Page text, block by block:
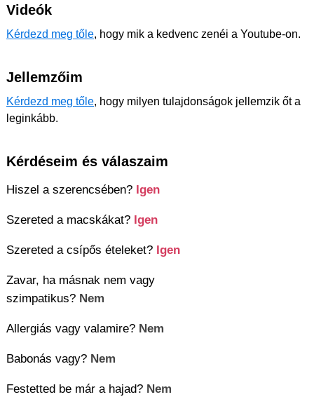
Videók
Kérdezd meg tőle, hogy mik a kedvenc zenéi a Youtube-on.
Jellemzőim
Kérdezd meg tőle, hogy milyen tulajdonságok jellemzik őt a
leginkább.
Kérdéseim és válaszaim
Hiszel a szerencsében? Igen
Szereted a macskákat? Igen
Szereted a csípős ételeket? Igen
Zavar, ha másnak nem vagy
szimpatikus? Nem
Allergiás vagy valamire? Nem
Babonás vagy? Nem
Festetted be már a hajad? Nem